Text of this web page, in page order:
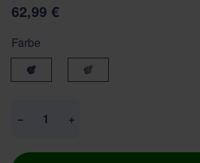
62,99 €
Farbe
blauw
grey
− +